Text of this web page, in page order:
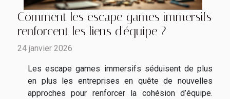
Comment les escape games immersifs
renforcent les liens d'équipe ?
24 janvier 2026
Les escape games immersifs séduisent de plus
en plus les entreprises en quête de nouvelles
approches pour renforcer la cohésion d’équipe.